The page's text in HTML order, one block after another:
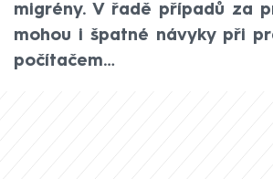
migrény. V řadě případů za
mohou i špatné návyky při
počítačem…